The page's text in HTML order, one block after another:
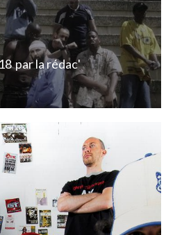
parla rédac'